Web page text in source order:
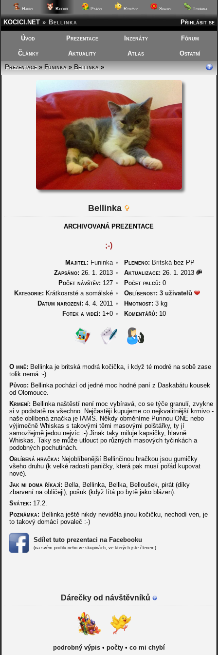
Hafíci Kočičí Ptáčci Rybičky Skalky Terárka
Přihlásit se
KOCICI.NET » Bellinka
Úvod Prezentace Inzeráty Fórum
Články Aktuality Atlas
Ostatní
Prezentace»Funinka»Bellinka»
Bellinka
ARCHIVOVANÁ PREZENTACE
;-)
Majitel: Funinka • Plemeno: Britskábez PP
Zapsáno: 26. 1. 2013 • Aktualizace: 26. 1. 2013
Počet návštěv: 127 • Počet palců: 0
Kategorie: Krátkosrsté a somálské • Oblíbenost: 3 uživatelů
Datum narození: 4. 4. 2011 • Hmotnost: 3 kg
Fotek a videí: 1+0 • Komentářů: 10
O mně: Bellinka je britská modrá kočička, i když té modré na sobě zase
tolik nemá :-)
Původ: Bellinka pochází od jedné moc hodné paní z Daskabátu kousek
od Olomouce.
Krmení: Bellinka naštěstí není moc vybíravá, co se týče granulí, zvykne
si v podstatě na všechno. Nejčastěji kupujeme co nejkvalitnější krmivo -
naše oblíbená značka je IAMS. Někdy obměníme Purinou ONE nebo
výjimečně Whiskas s takovými těmi masovými polštářky, ty jí
samozřejmě jedou nejvíc :-) Jinak taky miluje kapsičky, hlavně
Whiskas. Taky se může utlouct po různých masových tyčinkách a
podobných pochutinách.
Oblíbená hračka: Nejoblíbenější Bellinčinou hračkou jsou gumičky
všeho druhu (k velké radosti paničky, která pak musí pořád kupovat
nové).
Jak mi doma říkají: Bella, Bellinka, Bellka, Belloušek, pirát (díky
zbarvení na obličeji), pošuk (když lítá po bytě jako blázen).
Svátek: 17.2.
Poznámka: Bellinka ještě nikdy neviděla jinou kočičku, nechodí ven, je
to takový domácí povaleč :-)
Sdílet tuto prezentaci na Facebooku
(na svém profilu nebo ve skupinách, ve kterých jste členem)
Dárečky od návštěvníků
podrobný výpis• počty• co mi chybí